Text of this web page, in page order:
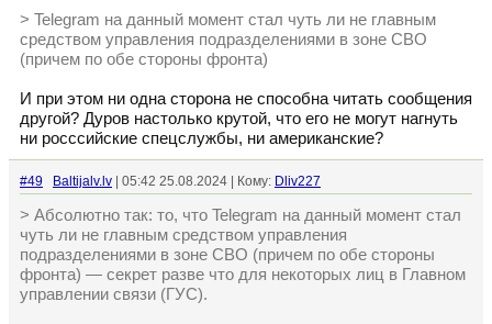
> Telegram на данный момент стал чуть ли не главным
средством управления подразделениями в зоне СВО
(причем по обе стороны фронта)
И при этом ни одна сторона не способна читать сообщения
другой? Дуров настолько крутой, что его не могут нагнуть
ни росссийские спецслужбы, ни американские?
#49 Baltijalv.lv | 05:42 25.08.2024 | Кому: Dliv227
> Абсолютно так: то, что Telegram на данный момент стал
чуть ли не главным средством управления
подразделениями в зоне СВО (причем по обе стороны
фронта) — секрет разве что для некоторых лиц в Главном
управлении связи (ГУС).